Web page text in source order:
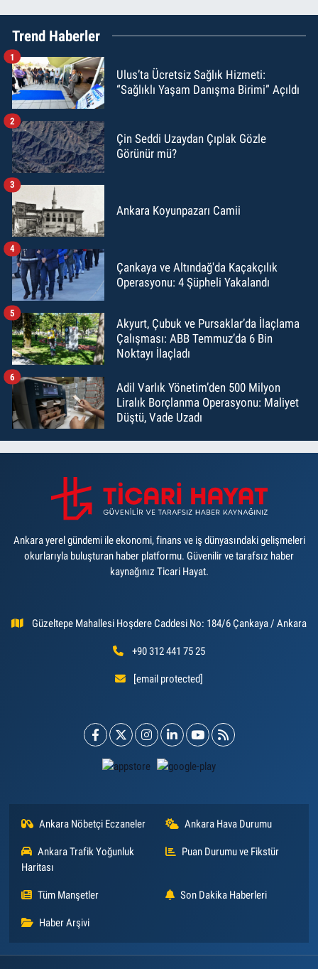
Trend Haberler
Ulus’ta Ücretsiz Sağlık Hizmeti:
“Sağlıklı Yaşam Danışma Birimi” Açıldı
1
Çin Seddi Uzaydan Çıplak Gözle
Görünür mü?
2
Ankara Koyunpazarı Camii
3
Çankaya ve Altındağ'da Kaçakçılık
Operasyonu: 4 Şüpheli Yakalandı
4
Akyurt, Çubuk ve Pursaklar’da İlaçlama
Çalışması: ABB Temmuz’da 6 Bin
Noktayı İlaçladı
5
Adil Varlık Yönetim’den 500 Milyon
Liralık Borçlanma Operasyonu: Maliyet
Düştü, Vade Uzadı
6
Ankara yerel gündemi ile ekonomi, finans ve iş dünyasındaki gelişmeleri
okurlarıyla buluşturan haber platformu. Güvenilir ve tarafsız haber
kaynağınız Ticari Hayat.
Güzeltepe Mahallesi Hoşdere Caddesi No: 184/6 Çankaya / Ankara
+90 312 441 75 25
[email protected]
Ankara Nöbetçi Eczaneler Ankara Hava Durumu
Ankara Trafik Yoğunluk
Haritası
Puan Durumu ve Fikstür
Tüm Manşetler Son Dakika Haberleri
Haber Arşivi